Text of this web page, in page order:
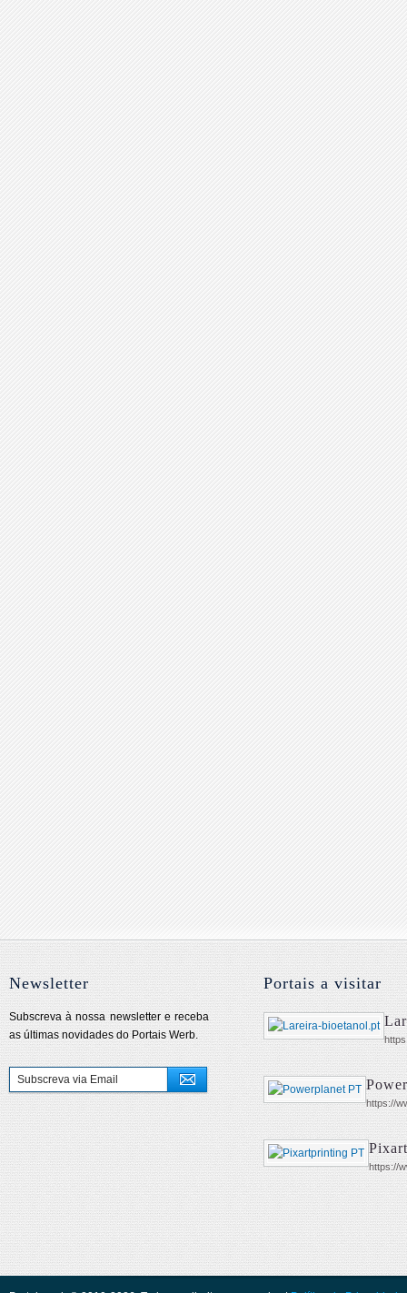
Newsletter
Subscreva à nossa newsletter e receba
as últimas novidades do Portais Werb.
Portais a visitar
https://
https://